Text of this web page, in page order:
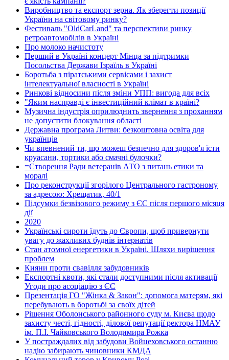
Виробництво та експорт зерна. Як зберегти позиції
України на світовому ринку?
Фестиваль "OldCarLand" та перспективи ринку
ретроавтомобілів в Україні
Про молоко начистоту
Перший в Україні концерт Мінца за підтримки
Посольства Держави Ізраїль в Україні
Боротьба з піратськими сервісами і захист
інтелектуальної власності в Україні
Ринкові відносини після зміни УПП: вигода для всіх
"Яким насправді є інвестиційний клімат в країні?
Музична індустрія оприлюднить звернення з проханням
не допустити блокування області
Державна програма Литви: безкоштовна освіта для
українців
Чи впевнений ти, що можеш безпечно для здоров'я їсти
круасани, тортики або смачні булочки?
=Створення Ради ветеранів АТО з питань етики та
моралі
Про реконструкції згорілого Центрального гастроному
за адресою: Хрещатик, 40/1
Підсумки безвізового режиму з ЄС після першого місяця
дії
2020
Українські сироти їдуть до Європи, щоб привернути
увагу до жахливих буднів інтернатів
Стан атомної енергетики в Україні. Шляхи вирішення
проблем
Кияни проти свавілля забудовників
Експортні квоти, які стали доступними після активації
Угоди про асоціацію з ЄС
Презентація ГО "Жінка & Закон": допомога матерям, які
перебувають в боротьбі за своїх дітей
Рішення Оболонського районного суду м. Києва щодо
захисту честі, гідності, ділової репутації ректора НМАУ
ім. П.І. Чайковського Володимира Рожка
У постраждалих від забудови Войцеховського останню
надію забирають чиновники КМДА